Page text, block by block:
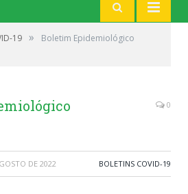
19 »
Boletim Epidemiológico
0
DE 2022 BOLETINS COVID-19